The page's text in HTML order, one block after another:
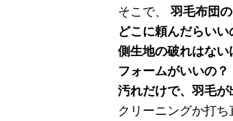
そこで、 羽毛布団
どこに頼んだらいい
側生地の破れはな
フォームがいいの？
汚れだけで、羽毛
クリーニングか打ち